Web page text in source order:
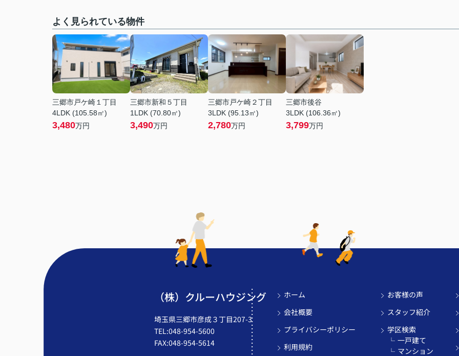
よく見られている物件
三郷市戸ケ崎１丁目
4LDK (105.58㎡)
3,480万円
三郷市新和５丁目
1LDK (70.80㎡)
3,490万円
三郷市戸ケ崎２丁目
3LDK (95.13㎡)
2,780万円
三郷市後谷
3LDK (106.36㎡)
3,799万円
（株）クルーハウジング
埼玉県三郷市彦成３丁目207-3
TEL:048-954-5600
FAX:048-954-5614
ホーム
会社概要
プライバシーポリシー
利用規約
お客様の声
スタッフ紹介
学区検索
一戸建て
マンション